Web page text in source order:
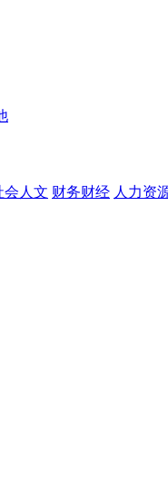
会人文 财务财经 人力资